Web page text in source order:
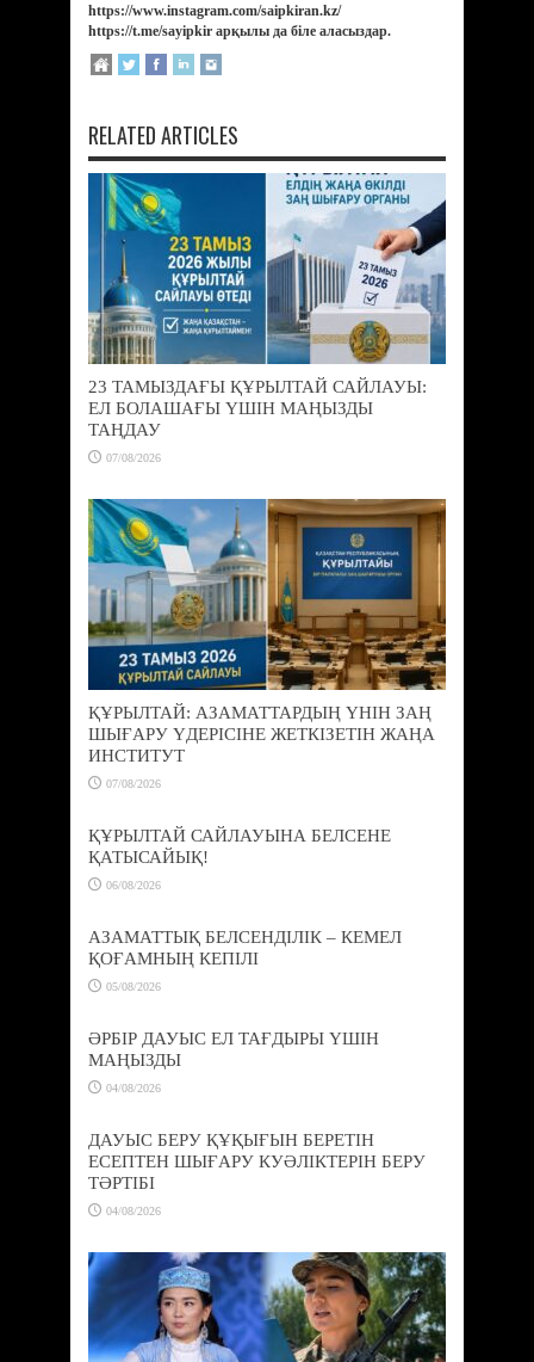
https://www.instagram.com/saipkiran.kz/
https://t.me/sayipkir арқылы да біле аласыздар.
RELATED ARTICLES
23 ТАМЫЗДАҒЫ ҚҰРЫЛТАЙ САЙЛАУЫ:
ЕЛ БОЛАШАҒЫ ҮШІН МАҢЫЗДЫ
ТАҢДАУ
07/08/2026
ҚҰРЫЛТАЙ: АЗАМАТТАРДЫҢ ҮНІН ЗАҢ
ШЫҒАРУ ҮДЕРІСІНЕ ЖЕТКІЗЕТІН ЖАҢА
ИНСТИТУТ
07/08/2026
ҚҰРЫЛТАЙ САЙЛАУЫНА БЕЛСЕНЕ
ҚАТЫСАЙЫҚ!
06/08/2026
АЗАМАТТЫҚ БЕЛСЕНДІЛІК – КЕМЕЛ
ҚОҒАМНЫҢ КЕПІЛІ
05/08/2026
ӘРБІР ДАУЫС ЕЛ ТАҒДЫРЫ ҮШІН
МАҢЫЗДЫ
04/08/2026
ДАУЫС БЕРУ ҚҰҚЫҒЫН БЕРЕТІН
ЕСЕПТЕН ШЫҒАРУ КУӘЛІКТЕРІН БЕРУ
ТӘРТІБІ
04/08/2026